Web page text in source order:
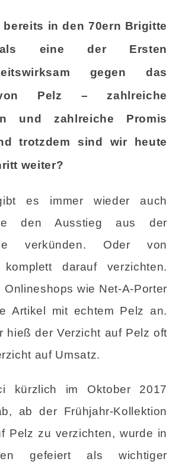
bereits in den 70ern Brigitte
eine der Ersten
gegen das
Pelz – zahlreiche
und zahlreiche Promis
trotzdem sind wir heute
weiter?
es immer wieder auch
den Ausstieg aus der
verkünden. Oder von
komplett darauf verzichten.
Onlineshops wie Net-A-Porter
Artikel mit echtem Pelz an.
hieß der Verzicht auf Pelz oft
auf Umsatz.
kürzlich im Oktober 2017
ab der Frühjahr-Kollektion
Pelz zu verzichten, wurde in
gefeiert als wichtiger